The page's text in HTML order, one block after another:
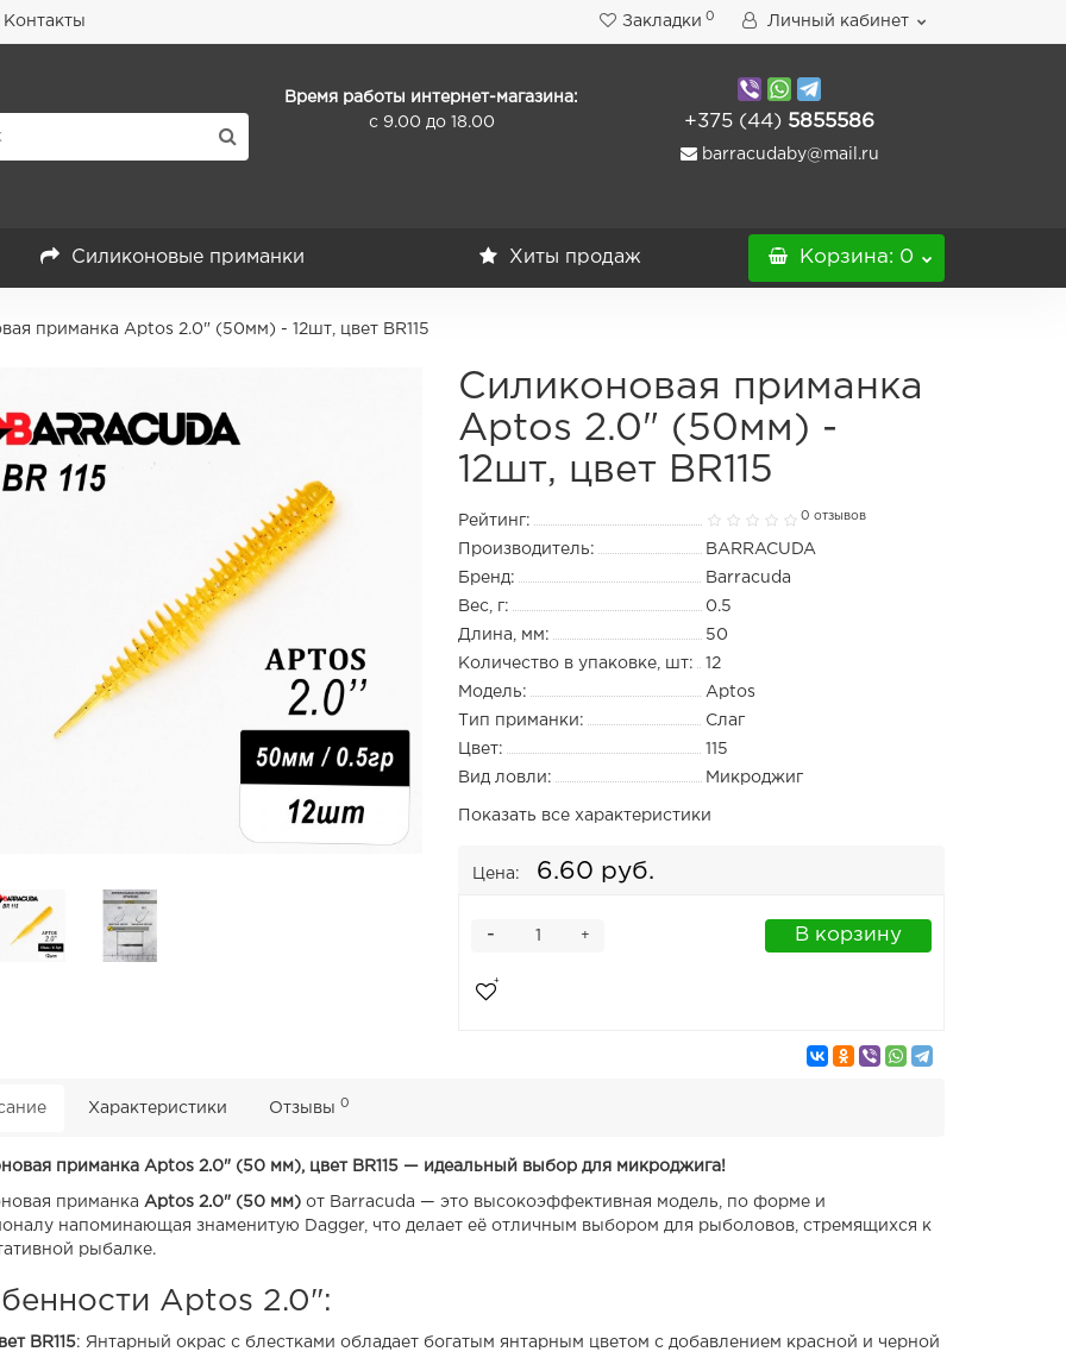
Контакты Закладки 0 Личный кабинет
Время работы интернет-магазина:
с 9.00 до 18.00
+375 (44) 5855586
barracudaby@mail.ru
Силиконовые приманки Хиты продаж Корзина: 0
приманка Aptos 2.0" (50мм) - 12шт, цвет BR115
Силиконовая приманка
Aptos 2.0" (50мм) -
12шт, цвет BR115
Рейтинг: 0 отзывов
Производитель:
BARRACUDA
Бренд:
Barracuda
Вес, г:
0.5
Длина, мм:
50
Количество в упаковке, шт:
12
Модель:
Aptos
Тип приманки:
Слаг
Цвет:
115
Вид ловли:
Микроджиг
Показать все характеристики
Цена: 6.60 руб.
+
- В корзину
Характеристики Отзывы 0
приманка Aptos 2.0" (50 мм), цвет BR115 — идеальный выбор для микроджига!
приманка Aptos 2.0" (50 мм)от Barracuda — это высокоэффективная модель, по форме и
напоминающая знаменитую Dagger, что делает её отличным выбором для рыболовов, стремящихся к
рыбалке.
Aptos 2.0":
BR115: Янтарный окрас с блестками обладает богатым янтарным цветом с добавлением красной и черной